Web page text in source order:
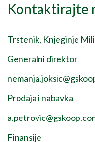
Kontaktirajte
Trstenik, Knjeginje
Generalni direktor
Prodaja i nabavka
Finansije